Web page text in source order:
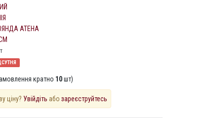
АТЕНА
кратно 10шт)
ціну? Увійдіть абозареєструйтесь